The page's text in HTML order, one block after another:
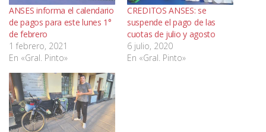
ANSES informa el calendario
de pagos para este lunes 1°
de febrero
1 febrero, 2021
En «Gral. Pinto»
CREDITOS ANSES: se
suspende el pago de las
cuotas de julio y agosto
6 julio, 2020
En «Gral. Pinto»